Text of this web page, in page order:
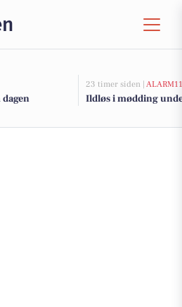
23 timer siden |
Ildløs i mødding